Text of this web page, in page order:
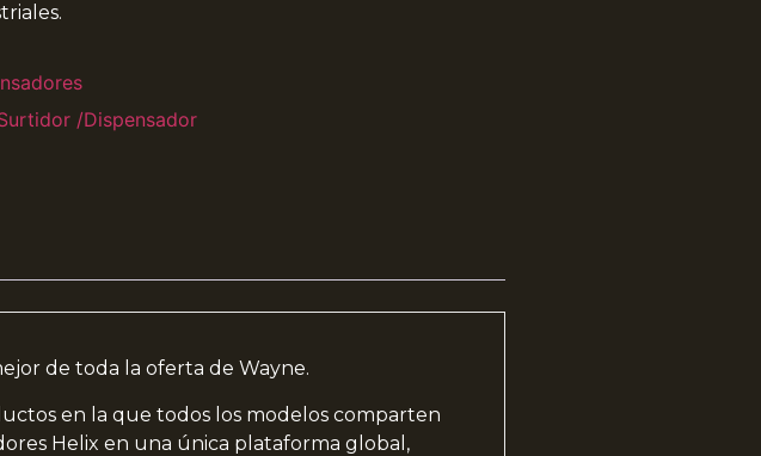
/Dispensador
de toda la oferta de Wayne.
en la que todos los modelos comparten
Helix en una única plataforma global,